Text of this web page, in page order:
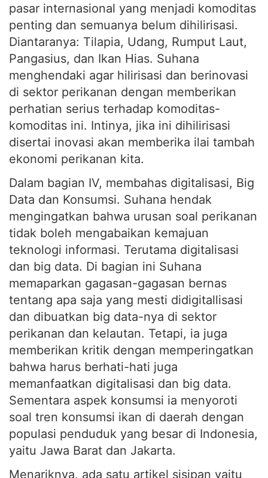
pasar internasional yang menjadi komoditas
penting dan semuanya belum dihilirisasi.
Diantaranya: Tilapia, Udang, Rumput Laut,
Pangasius, dan Ikan Hias. Suhana
menghendaki agar hilirisasi dan berinovasi
di sektor perikanan dengan memberikan
perhatian serius terhadap komoditas-
komoditas ini. Intinya, jika ini dihilirisasi
disertai inovasi akan memberika ilai tambah
ekonomi perikanan kita.
Dalam bagian IV, membahas digitalisasi, Big
Data dan Konsumsi. Suhana hendak
mengingatkan bahwa urusan soal perikanan
tidak boleh mengabaikan kemajuan
teknologi informasi. Terutama digitalisasi
dan big data. Di bagian ini Suhana
memaparkan gagasan-gagasan bernas
tentang apa saja yang mesti didigitallisasi
dan dibuatkan big data-nya di sektor
perikanan dan kelautan. Tetapi, ia juga
memberikan kritik dengan memperingatkan
bahwa harus berhati-hati juga
memanfaatkan digitalisasi dan big data.
Sementara aspek konsumsi ia menyoroti
soal tren konsumsi ikan di daerah dengan
populasi penduduk yang besar di Indonesia,
yaitu Jawa Barat dan Jakarta.
Menariknya, ada satu artikel sisipan yaitu